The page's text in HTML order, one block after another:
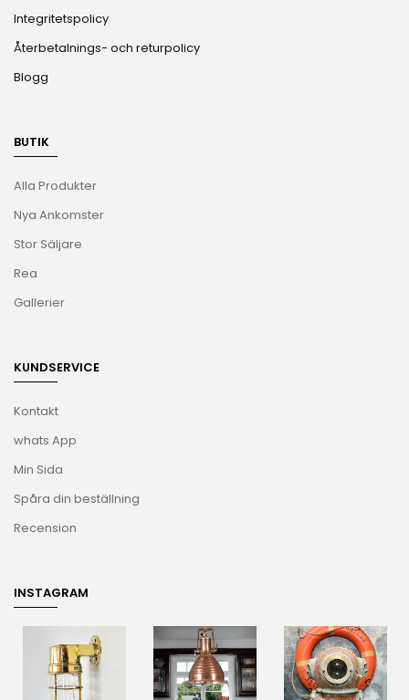
Integritetspolicy
Återbetalnings- och returpolicy
Blogg
BUTIK
Alla Produkter
Nya Ankomster
Stor Säljare
Rea
Gallerier
KUNDSERVICE
Kontakt
whats App
Min Sida
Spåra din beställning
Recension
INSTAGRAM